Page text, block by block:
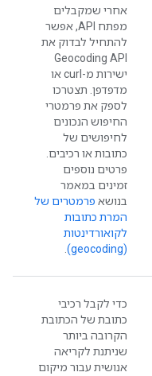
אחרי שמקבלים
מפתח API, אפשר
להתחיל לבדוק את
Geocoding API
ישירות מ-curl או
מדפדפן. תצטרכו
לספק את פרמטרי
החיפוש הנכונים
לחיפושים של
כתובות או רכיבים.
פרטים נוספים
זמינים במאמר
בנושא פרמטרים של
המרת כתובות
לקואורדינטות
(geocoding)
כדי לקבל רכיבי
כתובת של הכתובת
הקרובה ביותר
שניתנת לקריאה
אנושית עבור מיקום